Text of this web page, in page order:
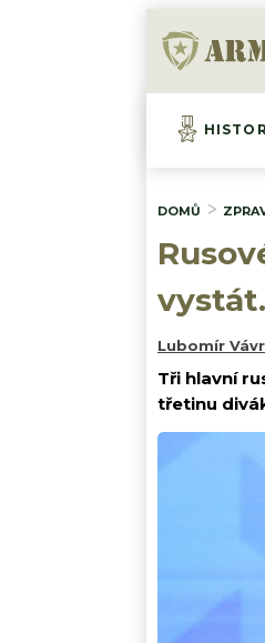
DOMŮ
Lubomír
Tři hlavní
třetinu